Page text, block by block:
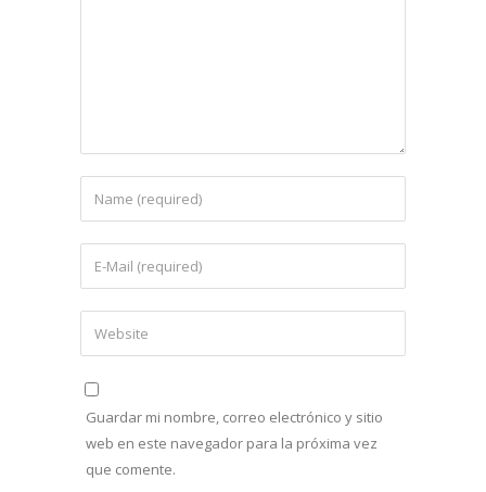
Guardar mi nombre, correo electrónico y sitio
web en este navegador para la próxima vez
que comente.